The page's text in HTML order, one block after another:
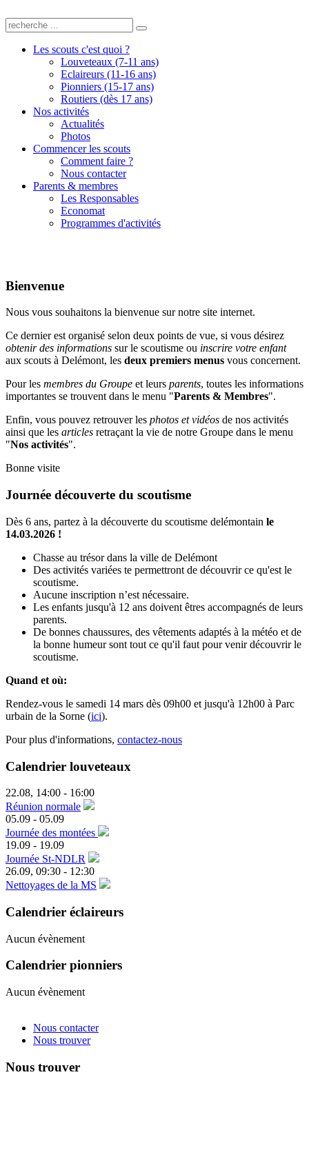
Les scouts c'est quoi ?
Louveteaux (7-11 ans)
Eclaireurs (11-16 ans)
Pionniers (15-17 ans)
Routiers (dès 17 ans)
Nos activités
Actualités
Photos
Commencer les scouts
Comment faire ?
Nous contacter
Parents & membres
Les Responsables
Economat
Programmes d'activités
Bienvenue
Nous vous souhaitons la bienvenue sur notre site internet.
Ce dernier est organisé selon deux points de vue, si vous désirez
obtenir des informations sur le scoutisme ou inscrire votre enfant
aux scouts à Delémont, les deux premiers menus vous concernent.
Pour les membres du Groupe et leurs parents, toutes les informations
importantes se trouvent dans le menu "Parents & Membres".
Enfin, vous pouvez retrouver les photos et vidéos de nos activités
ainsi que les articles retraçant la vie de notre Groupe dans le menu
"Nos activités".
Bonne visite
Journée découverte du scoutisme
Dès 6 ans, partez à la découverte du scoutisme delémontain le
14.03.2026 !
Chasse au trésor dans la ville de Delémont
Des activités variées te permettront de découvrir ce qu'est le
scoutisme.
Aucune inscription n’est nécessaire.
Les enfants jusqu'à 12 ans doivent êtres accompagnés de leurs
parents.
De bonnes chaussures, des vêtements adaptés à la météo et de
la bonne humeur sont tout ce qu'il faut pour venir découvrir le
scoutisme.
Quand et où:
Rendez-vous le samedi 14 mars dès 09h00 et jusqu'à 12h00 à Parc
urbain de la Sorne (ici).
Pour plus d'informations, contactez-nous
Calendrier louveteaux
22.08, 14:00 - 16:00
Réunion normale
05.09 - 05.09
Journée des montées
19.09 - 19.09
Journée St-NDLR
26.09, 09:30 - 12:30
Nettoyages de la MS
Calendrier éclaireurs
Aucun évènement
Calendrier pionniers
Aucun évènement
Nous contacter
Nous trouver
Nous trouver